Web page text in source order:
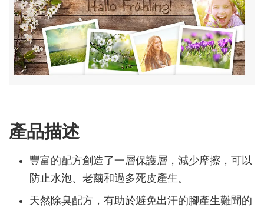
產品描述
豐富的配方創造了一層保護層，減少摩擦，可以
防止水泡、老繭和過多死皮產生。
天然除臭配方，有助於避免出汗的腳產生難聞的